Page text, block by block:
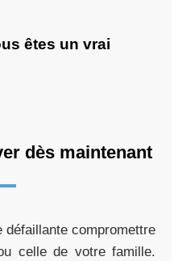
êtes un vrai
dès maintenant
compromettre
celle de votre famille.